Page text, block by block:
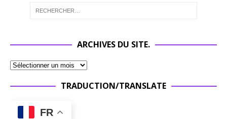
ARCHIVES DU SITE.
TRADUCTION/TRANSLATE
FR